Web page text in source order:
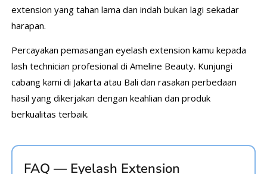
extension yang tahan lama dan indah bukan lagi sekadar
harapan.
Percayakan pemasangan eyelash extension kamu kepada
lash technician profesional di Ameline Beauty. Kunjungi
cabang kami di Jakarta atau Bali dan rasakan perbedaan
hasil yang dikerjakan dengan keahlian dan produk
berkualitas terbaik.
FAQ — Eyelash Extension